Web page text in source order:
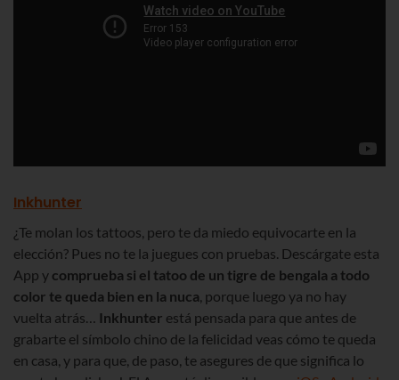
Inkhunter
¿Te molan los tattoos, pero te da miedo equivocarte en la
elección? Pues no te la juegues con pruebas. Descárgate esta
App y comprueba si el tatoo de un tigre de bengala a todo
color te queda bien en la nuca, porque luego ya no hay
vuelta atrás… Inkhunter está pensada para que antes de
grabarte el símbolo chino de la felicidad veas cómo te queda
en casa, y para que, de paso, te asegures de que significa lo